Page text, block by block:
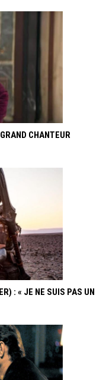
CHANTEUR
: « JE NE SUIS PAS UN